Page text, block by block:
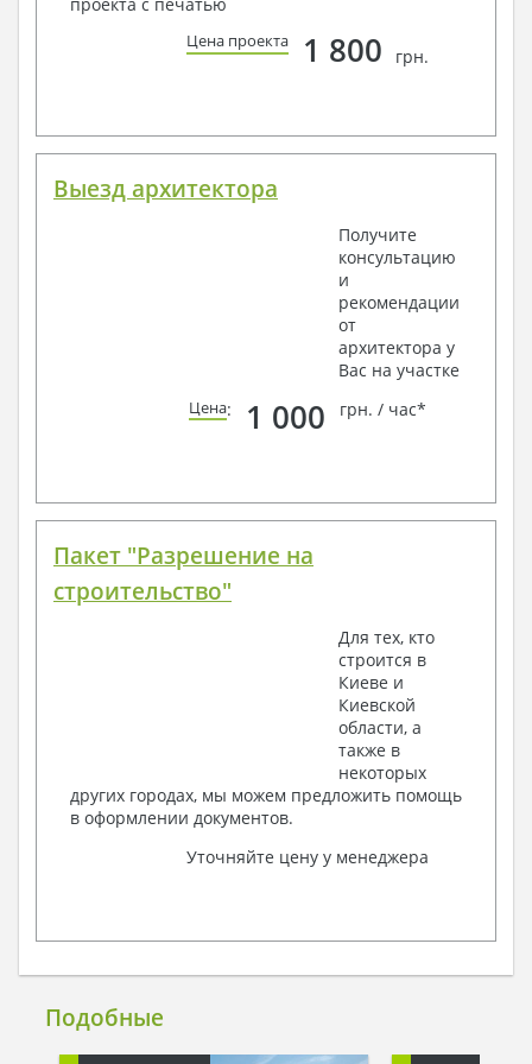
Цена проекта 1 800 грн.
Выезд архитектора
Получите
консультацию
и
рекомендации
от
архитектора у
Вас на участке
Цена: 1 000 грн. / час*
Пакет "Разрешение на
строительство"
Для тех, кто
строится в
Киеве и
Киевской
области, а
также в
некоторых
других городах, мы можем предложить помощь
в оформлении документов.
Уточняйте цену у менеджера
Подобные